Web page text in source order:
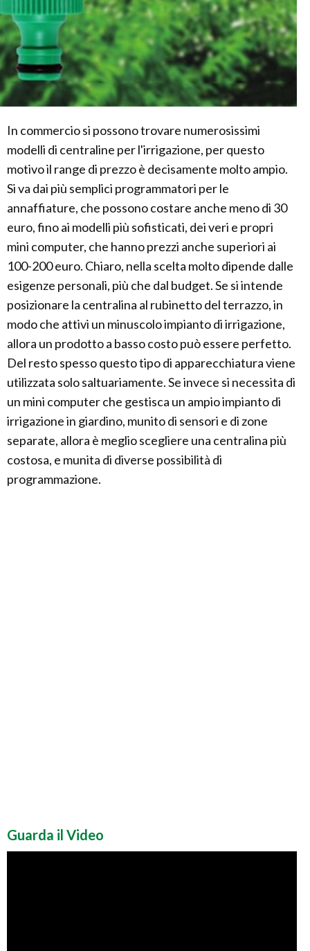
In commercio si possono trovare numerosissimi
modelli di centraline per l'irrigazione, per questo
motivo il range di prezzo è decisamente molto ampio.
Si va dai più semplici programmatori per le
annaffiature, che possono costare anche meno di 30
euro, fino ai modelli più sofisticati, dei veri e propri
mini computer, che hanno prezzi anche superiori ai
100-200 euro. Chiaro, nella scelta molto dipende dalle
esigenze personali, più che dal budget. Se si intende
posizionare la centralina al rubinetto del terrazzo, in
modo che attivi un minuscolo impianto di irrigazione,
allora un prodotto a basso costo può essere perfetto.
Del resto spesso questo tipo di apparecchiatura viene
utilizzata solo saltuariamente. Se invece si necessita di
un mini computer che gestisca un ampio impianto di
irrigazione in giardino, munito di sensori e di zone
separate, allora è meglio scegliere una centralina più
costosa, e munita di diverse possibilità di
programmazione.
Guarda il Video